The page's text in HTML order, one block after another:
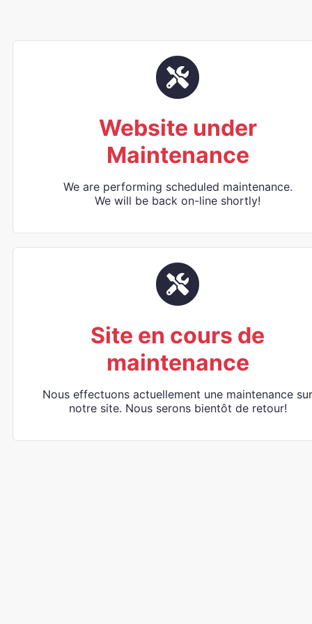
Website under
Maintenance
We are performing scheduled maintenance.
We will be back on-line shortly!
Site en cours de
maintenance
Nous effectuons actuellement une maintenance sur
notre site. Nous serons bientôt de retour!